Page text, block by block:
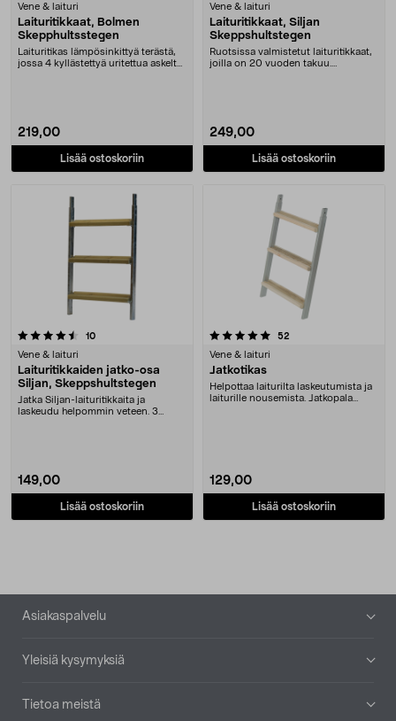
Vene & laituri
Laituritikkaat, Bolmen
Skepphultsstegen
Laituritikas lämpösinkittyä terästä,
jossa 4 kyllästettyä uritettua askelta.
219,00
Lisää ostoskoriin
Vene & laituri
Laituritikkaat, Siljan
Skeppshultstegen
Ruotsissa valmistetut laituritikkaat,
joilla on 20 vuoden takuu.
249,00
Lisää ostoskoriin
10arvostelut
Vene & laituri
Laituritikkaiden jatko-osa
Siljan, Skeppshultstegen
Jatka Siljan-laituritikkaita ja
laskeudu helpommin veteen. 3
149,00
Lisää ostoskoriin
5.0 viidestä tähdestä 52arvostelut
Vene & laituri
Jatkotikas
Helpottaa laiturilta laskeutumista ja
laiturille nousemista. Jatkopala
129,00
Lisää ostoskoriin
Alatunniste
Asiakaspalvelu
Yleisiä kysymyksiä
Tietoa meistä